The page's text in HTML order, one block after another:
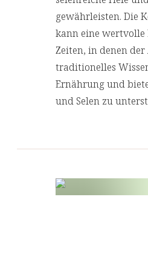
gewährleisten. Die
kann eine wertvolle
Zeiten, in denen
traditionelles
Ernährung und
und Selen zu
Erfahren Sie mehr